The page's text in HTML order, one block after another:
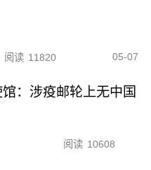
阅读 11820 05-07
：涉疫邮轮上无中国
阅读 10608